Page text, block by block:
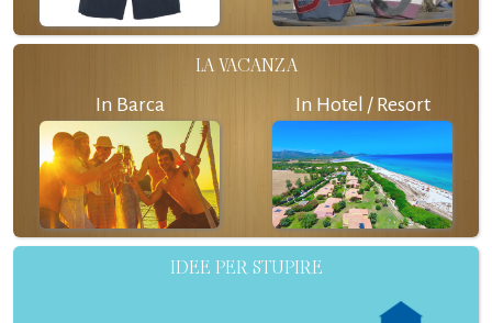
LA VACANZA
In Barca In Hotel / Resort
IDEE PER STUPIRE